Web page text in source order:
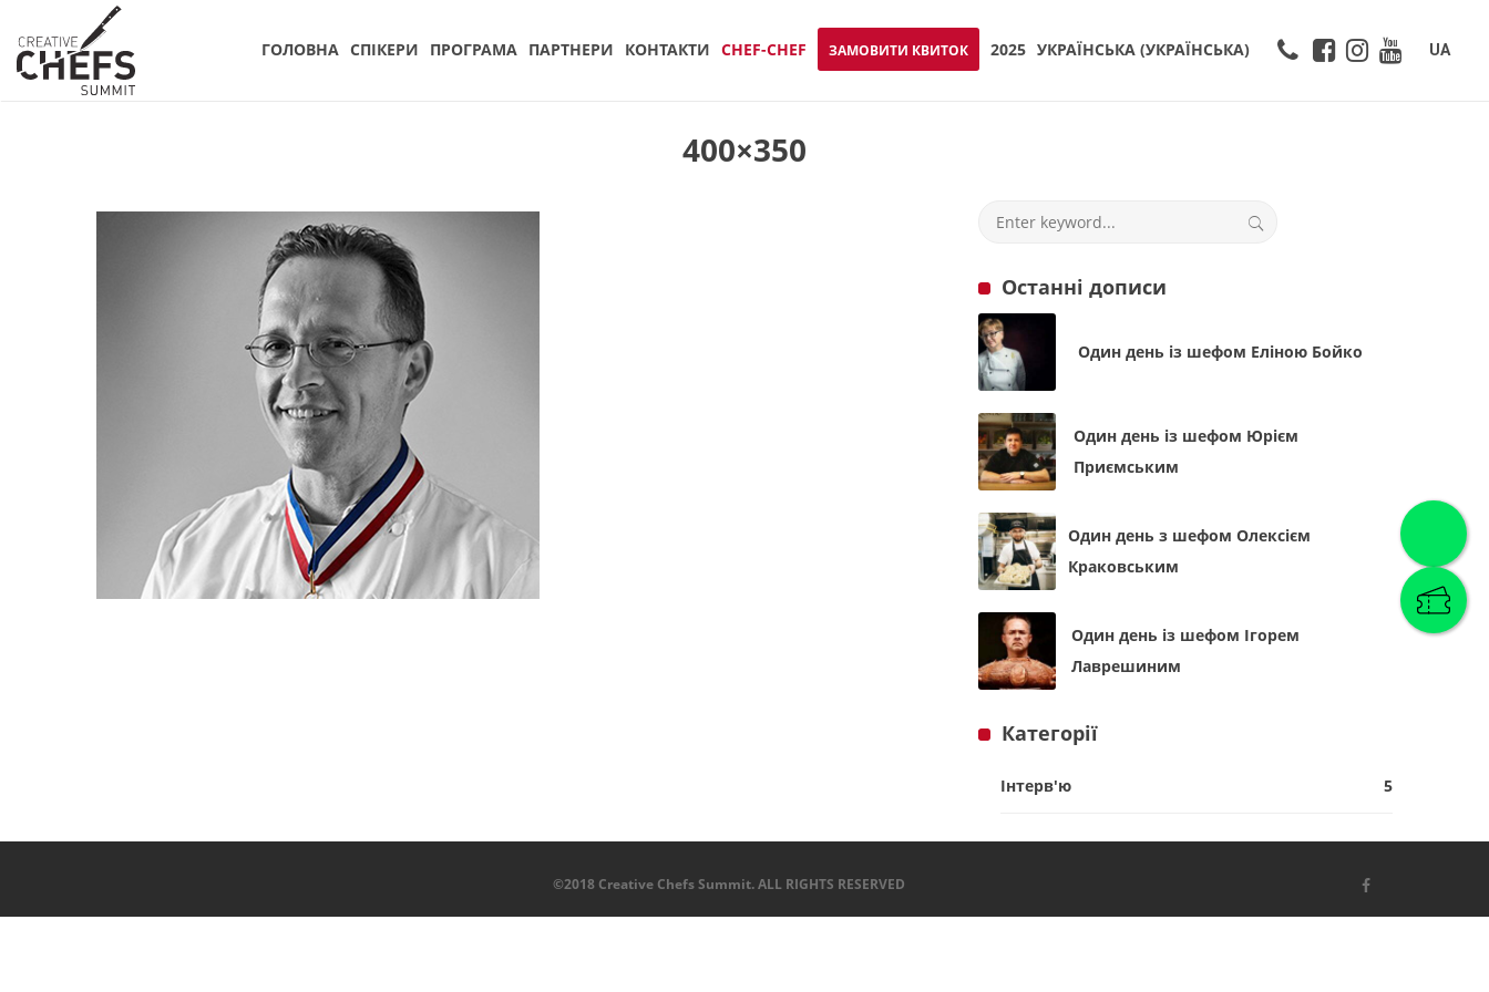
ГОЛОВНА СПIКЕРИ ПРОГРАМА ПАРТНЕРИ КОНТАКТИ CHEF-CHEF ЗАМОВИТИ КВИТОК 2025 УКРАЇНСЬКА (УКРАЇНСЬКА) UA
400×350
Останні дописи
Один день із шефом Еліною Бойко
Один день із шефом Юрієм
Приємським
Один день з шефом Олексієм
Краковським
Один день із шефом Ігорем
Лаврешиним
Категорії
Інтерв'ю 5
©2018 Creative Chefs Summit. ALL RIGHTS RESERVED